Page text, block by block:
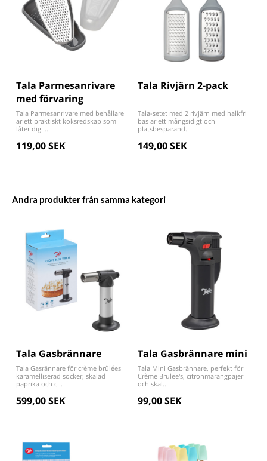
Tala Parmesanrivare
med förvaring
Tala Parmesanrivare med behållare
är ett praktiskt köksredskap som
låter dig ...
119,00 SEK
Tala Rivjärn 2-pack
Tala-setet med 2 rivjärn med halkfri
bas är ett mångsidigt och
platsbesparand...
149,00 SEK
Andra produkter från samma kategori
Tala Gasbrännare
Tala Gasrännare för crème brûlées
karamelliserad socker, skalad
paprika och c...
599,00 SEK
Tala Gasbrännare mini
Tala Mini Gasbrännare, perfekt för
Crème Brulee's, citronmarängpajer
och skal...
99,00 SEK